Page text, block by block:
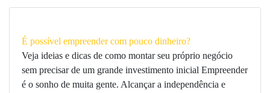
É possível empreender com pouco dinheiro?
Veja ideias e dicas de como montar seu próprio negócio
sem precisar de um grande investimento inicial Empreender
é o sonho de muita gente. Alcançar a independência e